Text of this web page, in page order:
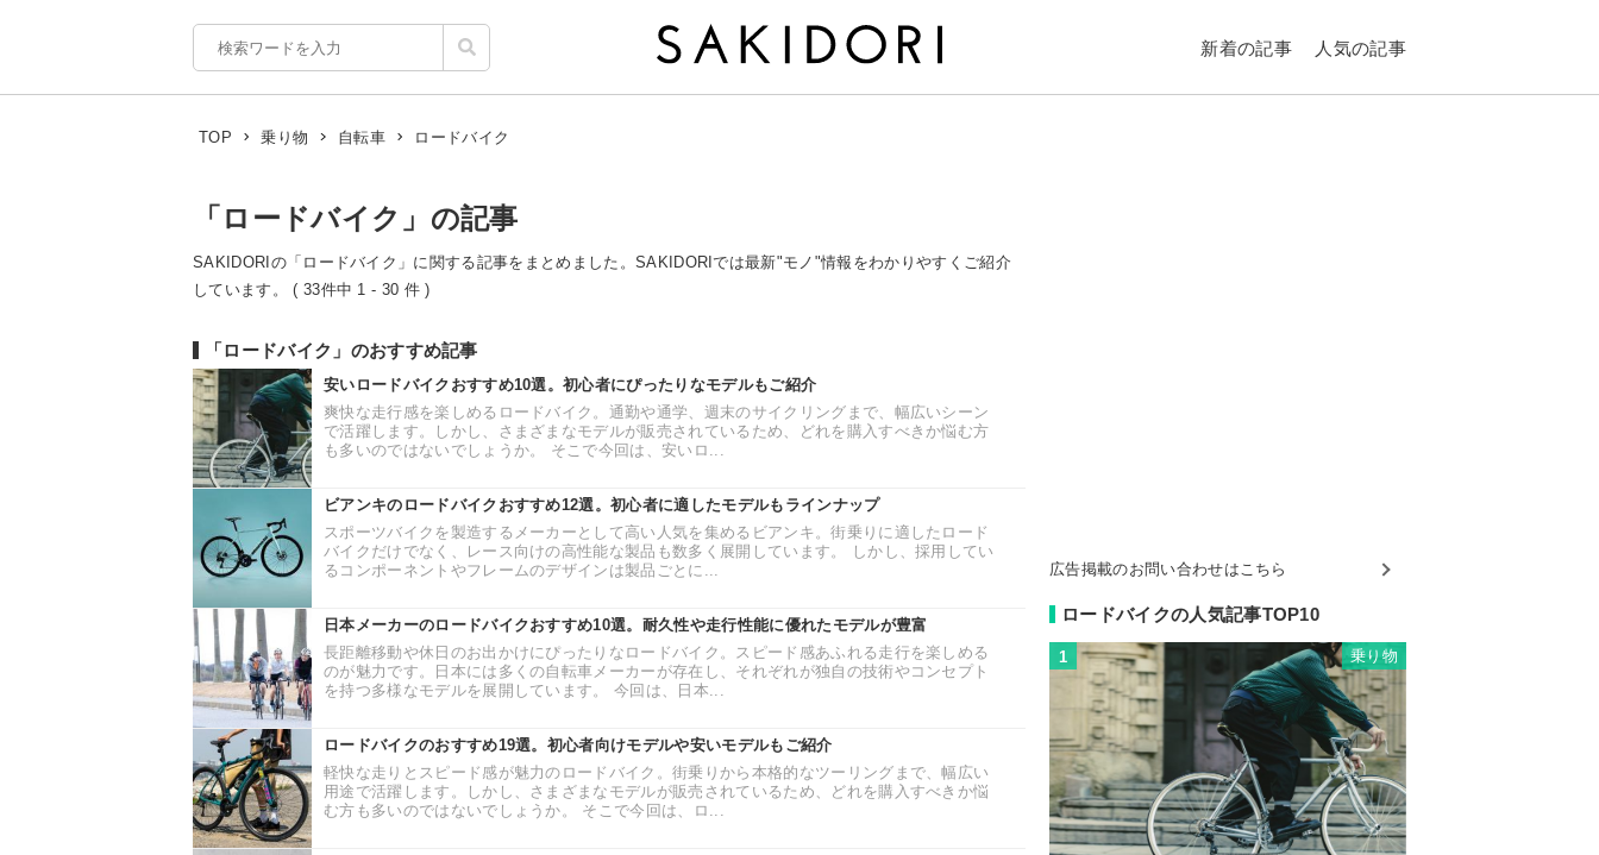
新着の記事 人気の記事
TOP 乗り物 自転車 ロードバイク
「ロードバイク」の記事
SAKIDORIの「ロードバイク」に関する記事をまとめました。SAKIDORIでは最新"モノ"情報をわかりやすくご紹介
しています。 ( 33件中 1 - 30 件 )
「ロードバイク」のおすすめ記事
安いロードバイクおすすめ10選。初心者にぴったりなモデルもご紹介
爽快な走行感を楽しめるロードバイク。通勤や通学、週末のサイクリングまで、幅広いシーン
で活躍します。しかし、さまざまなモデルが販売されているため、どれを購入すべきか悩む方
も多いのではないでしょうか。 そこで今回は、安いロ...
ビアンキのロードバイクおすすめ12選。初心者に適したモデルもラインナップ
スポーツバイクを製造するメーカーとして高い人気を集めるビアンキ。街乗りに適したロード
バイクだけでなく、レース向けの高性能な製品も数多く展開しています。 しかし、採用してい
るコンポーネントやフレームのデザインは製品ごとに...
日本メーカーのロードバイクおすすめ10選。耐久性や走行性能に優れたモデルが豊富
長距離移動や休日のお出かけにぴったりなロードバイク。スピード感あふれる走行を楽しめる
のが魅力です。日本には多くの自転車メーカーが存在し、それぞれが独自の技術やコンセプト
を持つ多様なモデルを展開しています。 今回は、日本...
ロードバイクのおすすめ19選。初心者向けモデルや安いモデルもご紹介
軽快な走りとスピード感が魅力のロードバイク。街乗りから本格的なツーリングまで、幅広い
用途で活躍します。しかし、さまざまなモデルが販売されているため、どれを購入すべきか悩
む方も多いのではないでしょうか。 そこで今回は、ロ...
広告掲載のお問い合わせはこちら
ロードバイクの人気記事TOP10
1 乗り物